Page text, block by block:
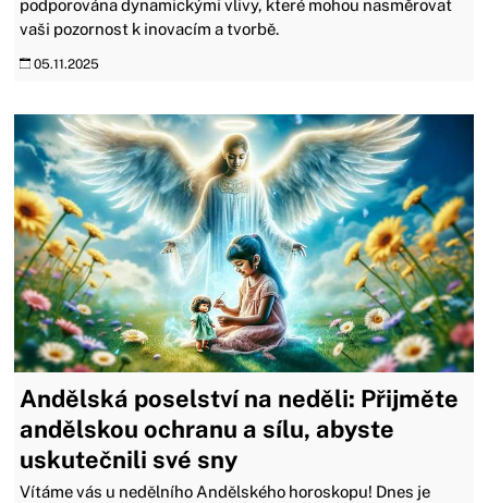
podporována dynamickými vlivy, které mohou nasměrovat
vaši pozornost k inovacím a tvorbě.
05.11.2025
Andělská poselství na neděli: Přijměte
andělskou ochranu a sílu, abyste
uskutečnili své sny
Vítáme vás u nedělního Andělského horoskopu! Dnes je